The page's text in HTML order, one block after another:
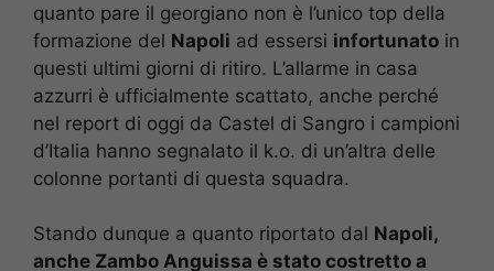
quanto pare il georgiano non è l’unico top della
formazione del Napoli ad essersi infortunato in
questi ultimi giorni di ritiro. L’allarme in casa
azzurri è ufficialmente scattato, anche perché
nel report di oggi da Castel di Sangro i campioni
d’Italia hanno segnalato il k.o. di un’altra delle
colonne portanti di questa squadra.
Stando dunque a quanto riportato dal Napoli,
anche Zambo Anguissa è stato costretto a